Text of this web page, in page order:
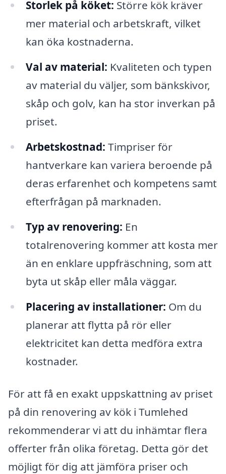
Storlek på köket: Större kök kräver
mer material och arbetskraft, vilket
kan öka kostnaderna.
Val av material: Kvaliteten och typen
av material du väljer, som bänkskivor,
skåp och golv, kan ha stor inverkan på
priset.
Arbetskostnad: Timpriser för
hantverkare kan variera beroende på
deras erfarenhet och kompetens samt
efterfrågan på marknaden.
Typ av renovering: En
totalrenovering kommer att kosta mer
än en enklare uppfräschning, som att
byta ut skåp eller måla väggar.
Placering av installationer: Om du
planerar att flytta på rör eller
elektricitet kan detta medföra extra
kostnader.
För att få en exakt uppskattning av priset
på din renovering av kök i Tumlehed
rekommenderar vi att du inhämtar flera
offerter från olika företag. Detta gör det
möjligt för dig att jämföra priser och